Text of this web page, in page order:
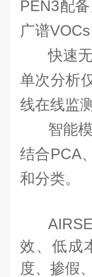
PEN3配
广谱
快速
单次分析
线在线监测
智能
结合PCA
和分类。
效、低成
度、掺假